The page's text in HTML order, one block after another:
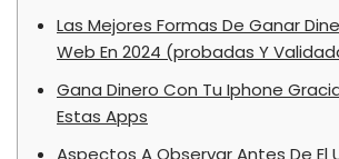
Las Mejores Formas De Ganar
Web En 2024 (probadas Y
Gana Dinero Con Tu Iphone
Estas Apps
Aspectos A Observar Antes De El